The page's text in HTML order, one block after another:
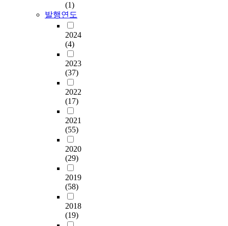
(1)
발행연도
2024
(4)
2023
(37)
2022
(17)
2021
(55)
2020
(29)
2019
(58)
2018
(19)